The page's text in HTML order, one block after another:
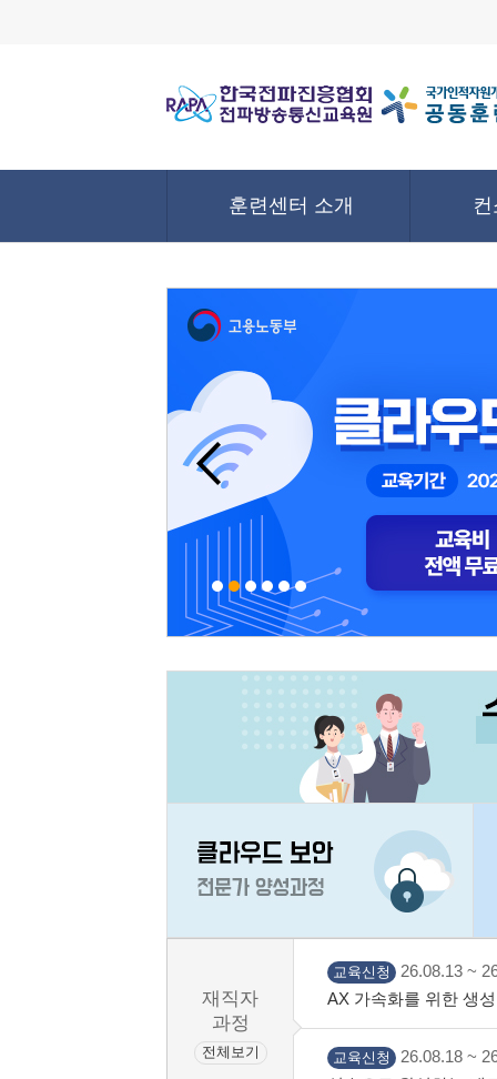
훈련센터 소개
재직자
과정
전체보기
교육신청
26.08.13 ~
AX 가속화를 위한 생
교육신청
26.08.18 ~